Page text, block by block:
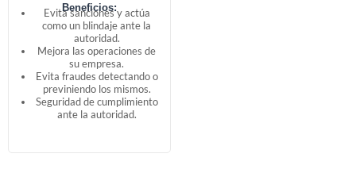
Beneficios:
Evita sanciones y actúa
como un blindaje ante la
autoridad.
Mejora las operaciones de
su empresa.
Evita fraudes detectando o
previniendo los mismos.
Seguridad de cumplimiento
ante la autoridad.